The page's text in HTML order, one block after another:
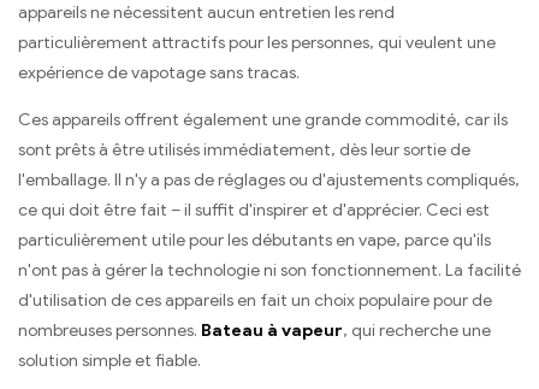
appareils ne nécessitent aucun entretien les rend
particulièrement attractifs pour les personnes, qui veulent une
expérience de vapotage sans tracas.
Ces appareils offrent également une grande commodité, car ils
sont prêts à être utilisés immédiatement, dès leur sortie de
l'emballage. Il n'y a pas de réglages ou d'ajustements compliqués,
ce qui doit être fait – il suffit d'inspirer et d'apprécier. Ceci est
particulièrement utile pour les débutants en vape, parce qu'ils
n'ont pas à gérer la technologie ni son fonctionnement. La facilité
d'utilisation de ces appareils en fait un choix populaire pour de
nombreuses personnes. Bateau à vapeur, qui recherche une
solution simple et fiable.